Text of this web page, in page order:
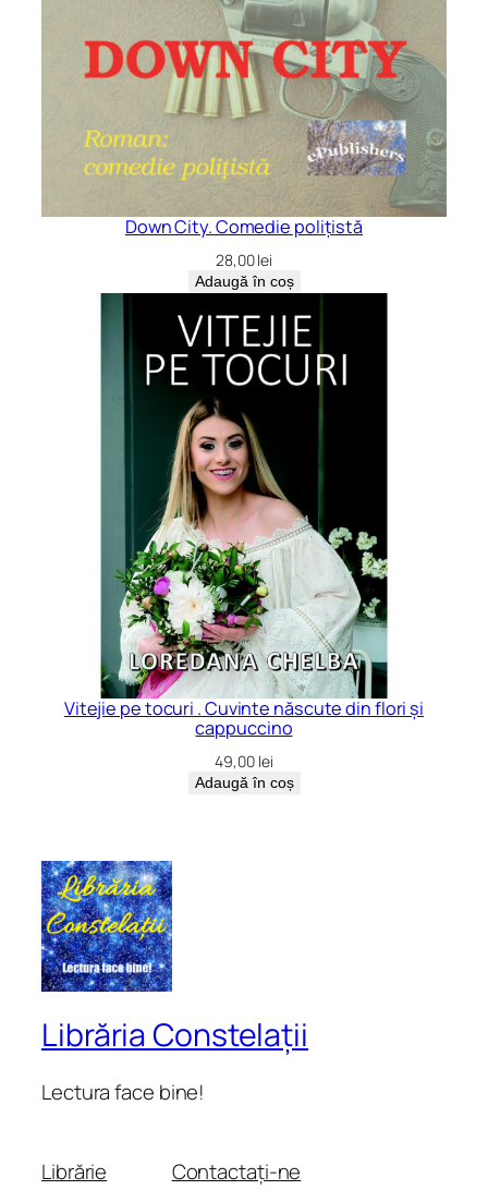
Down City. Comedie polițistă
28,00lei
Adaugă în coș
Vitejie pe tocuri . Cuvinte născute din flori și
cappuccino
49,00 lei
Adaugă în coș
Librăria Constelații
Lectura face bine!
Librărie
Contactați-ne